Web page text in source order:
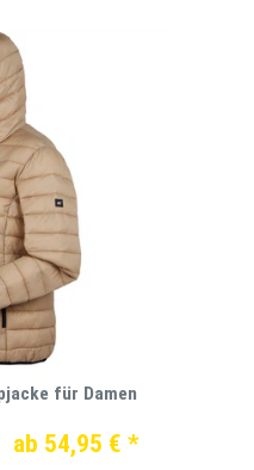
für Damen
ab 54,95 € *